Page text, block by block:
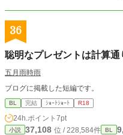
36
聡明なプレゼントは計算通
五月雨時雨
ブログに掲載した短編です。
BL 完結 ｼｮｰﾄｼｮｰﾄ R18
24h.ポイント 7pt
小説 37,108 位 / 228,584件 BL